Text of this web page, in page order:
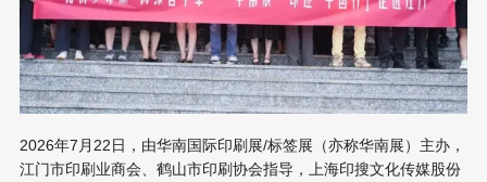
2026年7月22日，由华南国际印刷展/标签展（亦称华南展）主办，
江门市印刷业商会、鹤山市印刷协会指导，上海印搜文化传媒股份